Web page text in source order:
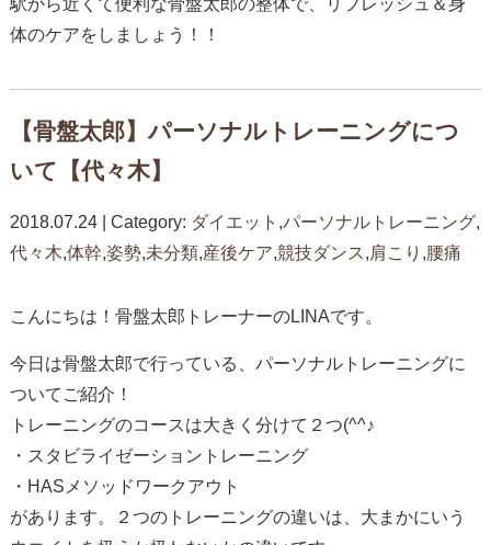
駅から近くて便利な骨盤太郎の整体で、リフレッシュ＆身
体のケアをしましょう！！
【骨盤太郎】パーソナルトレーニングにつ
いて【代々木】
2018.07.24 | Category: ダイエット ,パーソナルトレーニング,
代々木,体幹,姿勢,未分類,産後ケア,競技ダンス,肩こり ,腰痛
こんにちは！骨盤太郎トレーナーのLINAです。
今日は骨盤太郎で行っている、パーソナルトレーニングに
ついてご紹介！
トレーニングのコースは大きく分けて２つ(^^♪
・スタビライゼーショントレーニング
・HASメソッドワークアウト
があります。２つのトレーニングの違いは、大まかにいう